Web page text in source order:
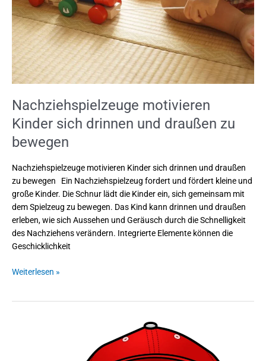
Nachziehspielzeuge motivieren
Kinder sich drinnen und draußen zu
bewegen
Nachziehspielzeuge motivieren Kinder sich drinnen und draußen
zu bewegen Ein Nachziehspielzeug fordert und fördert kleine und
große Kinder. Die Schnur lädt die Kinder ein, sich gemeinsam mit
dem Spielzeug zu bewegen. Das Kind kann drinnen und draußen
erleben, wie sich Aussehen und Geräusch durch die Schnelligkeit
des Nachziehens verändern. Integrierte Elemente können die
Geschicklichkeit
draußen
zu
bewegen
Weiterlesen »